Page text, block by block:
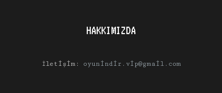
HAKKIMIZDA
İletişim: oyunindir.vip@gmail.com